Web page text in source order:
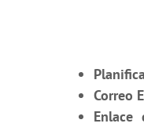
Correo
Enlace